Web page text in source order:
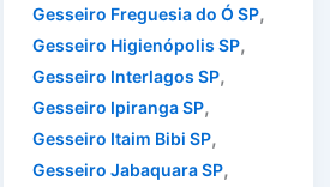
Gesseiro Freguesia do Ó SP,
Gesseiro Higienópolis SP,
Gesseiro Interlagos SP,
Gesseiro Ipiranga SP,
Gesseiro Itaim Bibi SP,
Gesseiro Jabaquara SP,